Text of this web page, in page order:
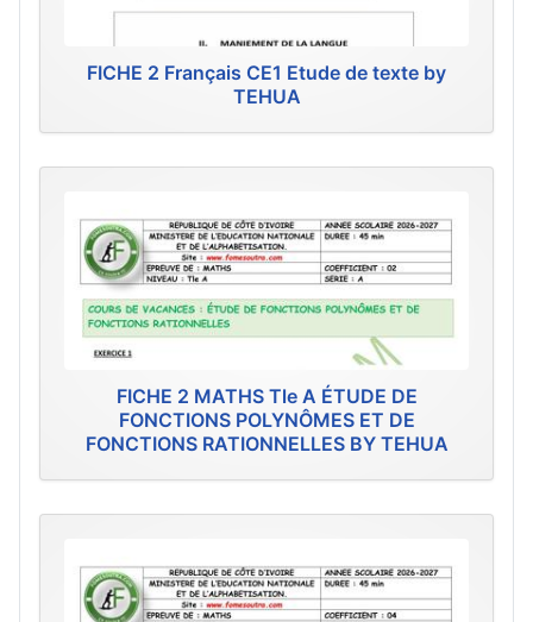
FICHE 2 Français CE1 Etude de texte by
TEHUA
FICHE 2 MATHS Tle A ÉTUDE DE
FONCTIONS POLYNÔMES ET DE
FONCTIONS RATIONNELLES BY TEHUA